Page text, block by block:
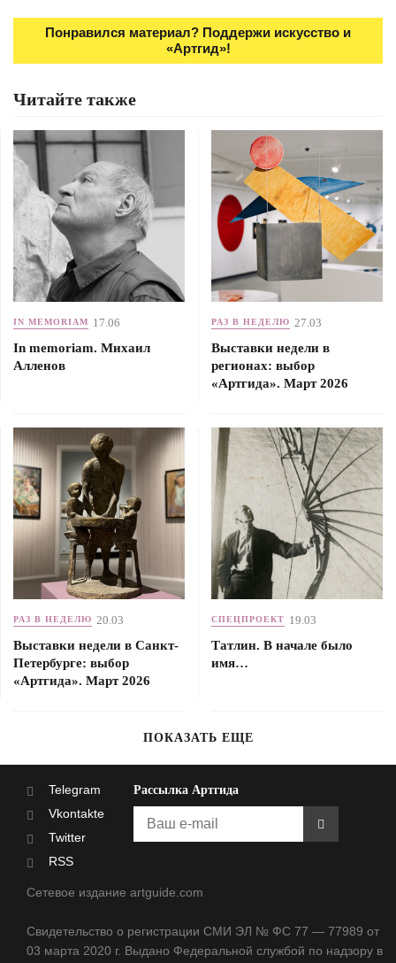
Понравился материал? Поддержи искусство и
«Артгид»!
Читайте также
IN MEMORIAM 17.06
In memoriam. Михаил
Алленов
РАЗ В НЕДЕЛЮ 27.03
Выставки недели в
регионах: выбор
«Артгида». Март 2026
РАЗ В НЕДЕЛЮ 20.03
Выставки недели в Санкт-
Петербурге: выбор
«Артгида». Март 2026
СПЕЦПРОЕКТ 19.03
Татлин. В начале было
имя…
ПОКАЗАТЬ ЕЩЕ
Telegram
Vkontakte
Twitter
RSS
Рассылка Артгида
Сетевое издание artguide.com
Свидетельство о регистрации СМИ ЭЛ № ФС 77 — 77989 от
03 марта 2020 г. Выдано Федеральной службой по надзору в